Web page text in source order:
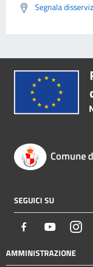
Segnala
Comune
SEGUICI SU
Facebook Youtube
AMMINISTRAZIONE